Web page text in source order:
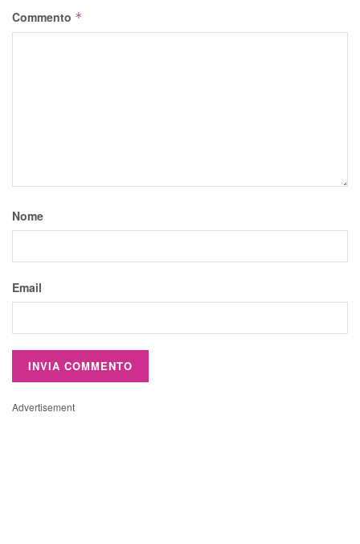
Commento *
Nome
Email
Advertisement